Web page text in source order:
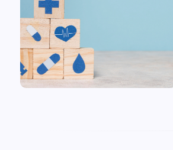
c
a